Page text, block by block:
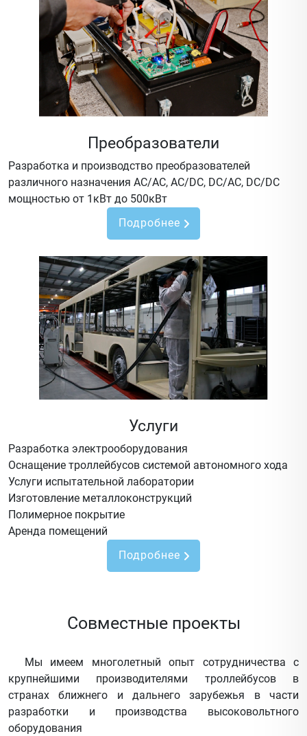
Преобразователи
Разработка и производство преобразователей
различного назначения AC/AC, AC/DC, DC/AC, DC/DC
мощностью от 1кВт до 500кВт
Подробнее
Услуги
Разработка электрооборудования
Оснащение троллейбусов системой автономного хода
Услуги испытательной лаборатории
Изготовление металлоконструкций
Полимерное покрытие
Аренда помещений
Подробнее
Совместные проекты
Мы имеем многолетный опыт сотрудничества с
крупнейшими производителями троллейбусов в
странах ближнего и дальнего зарубежья в части
разработки и производства высоковольтного
оборудования